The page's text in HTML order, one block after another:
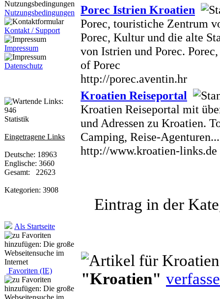
Nutzungsbedingungen
Kontakt / Support
Impressum
Datenschutz
Statistik
Eingetragene Links
Deutsche: 18963
Englische: 3660
Gesamt: 22623
Kategorien: 3908
Als Startseite
Favoriten (IE)
Porec Istrien Kroatien
Porec, touristiche Zentrum
Porec, Kultur und die alte
von Istrien und Porec.
of Porec
http://porec.aventin.hr
Kroatien Reiseportal
Kroatien Reiseportal mit
und Adressen zu Kroatien.
Camping, Reise-Agenturen...
http://www.kroatien-links.de
Eintrag in der
"Kroatien"